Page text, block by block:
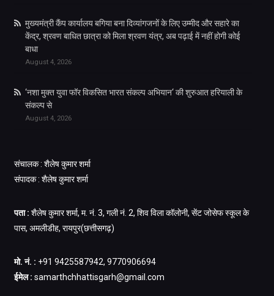
मुख्यमंत्री कैंप कार्यालय बगिया बना दिव्यांगजनों के लिए उम्मीद और सहारे का
केंद्र, श्रवण बाधित छात्रा को मिला श्रवण यंत्र, अब पढ़ाई में नहीं होगी कोई
बाधा
August 4, 2026
‘नशा मुक्त युवा फॉर विकसित भारत संकल्प अभियान‘ की शुरुआत हरियाली के
संकल्प से
August 4, 2026
संचालक : शैलेष कुमार शर्मा
संपादक : शैलेष कुमार शर्मा
पता : शैलेष कुमार शर्मा, म. नं. 3, गली नं. 2, शिव विला कॉलोनी, सेंट जोसेफ स्कूल के
पास, अमलीडीह, रायपुर(छत्तीसगढ़)
मो. नं. : +91 9425587942, 9770906694
ईमेल : samarthchhattisgarh@gmail.com